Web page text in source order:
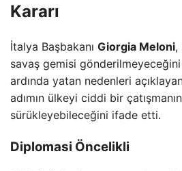
Kararı
İtalya Başbakanı Giorgia Meloni,
savaş gemisi
ardında yatan nedenleri
adımın ülkeyi ciddi bir
sürükleyebileceğini ifade etti.
Diplomasi Öncelikli